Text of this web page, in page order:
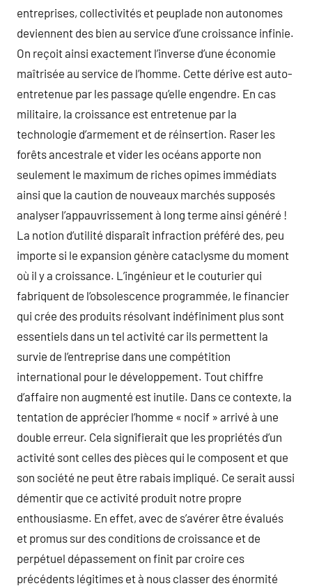
entreprises, collectivités et peuplade non autonomes
deviennent des bien au service d’une croissance infinie.
On reçoit ainsi exactement l’inverse d’une économie
maîtrisée au service de l’homme. Cette dérive est auto-
entretenue par les passage qu’elle engendre. En cas
militaire, la croissance est entretenue par la
technologie d’armement et de réinsertion. Raser les
forêts ancestrale et vider les océans apporte non
seulement le maximum de riches opimes immédiats
ainsi que la caution de nouveaux marchés supposés
analyser l’appauvrissement à long terme ainsi généré !
La notion d’utilité disparaît infraction préféré des, peu
importe si le expansion génère cataclysme du moment
où il y a croissance. L’ingénieur et le couturier qui
fabriquent de l’obsolescence programmée, le financier
qui crée des produits résolvant indéfiniment plus sont
essentiels dans un tel activité car ils permettent la
survie de l’entreprise dans une compétition
international pour le développement. Tout chiffre
d’affaire non augmenté est inutile. Dans ce contexte, la
tentation de apprécier l’homme « nocif » arrivé à une
double erreur. Cela signifierait que les propriétés d’un
activité sont celles des pièces qui le composent et que
son société ne peut être rabais impliqué. Ce serait aussi
démentir que ce activité produit notre propre
enthousiasme. En effet, avec de s’avérer être évalués
et promus sur des conditions de croissance et de
perpétuel dépassement on finit par croire ces
précédents légitimes et à nous classer des énormité